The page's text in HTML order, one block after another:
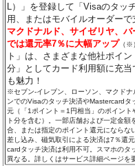
L）」を登録して「Visaのタッ
用、またはモバイルオーダー
マクドナルド、サイゼリヤ、
では還元率7％に大幅アップ （※
ト」は、さまざまな他社ポイ
分」としてカード利用額に充
も魅力！
※セブン‐イレブン、ローソン、マクド
ンでのVisaのタッチ決済やMastercard
元（「1ポイント＝1円相当」のポイン
ト分を含む）。一部店舗および一定金
合、または指定のポイント還元にならな
差し込み、磁気取引による決済は7％還
cardタッチ決済は利用不可。スマホのタ
異なる。詳しくはサービス詳細ページを